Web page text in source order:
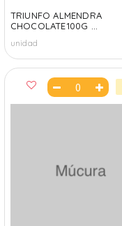
TRIUNFO ALMENDRA
CHOCOLATE100G ...
unidad